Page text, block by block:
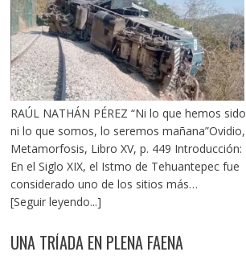
RAÚL NATHÁN PÉREZ “Ni lo que hemos sido
ni lo que somos, lo seremos mañana”Ovidio,
Metamorfosis, Libro XV, p. 449 Introducción:
En el Siglo XIX, el Istmo de Tehuantepec fue
considerado uno de los sitios más
estratégicos a nivel mundial. En la mira de los
emanados del PRI iniciaron una serie de
[Seguir leyendo...]
UNA TRÍADA EN PLENA FAENA